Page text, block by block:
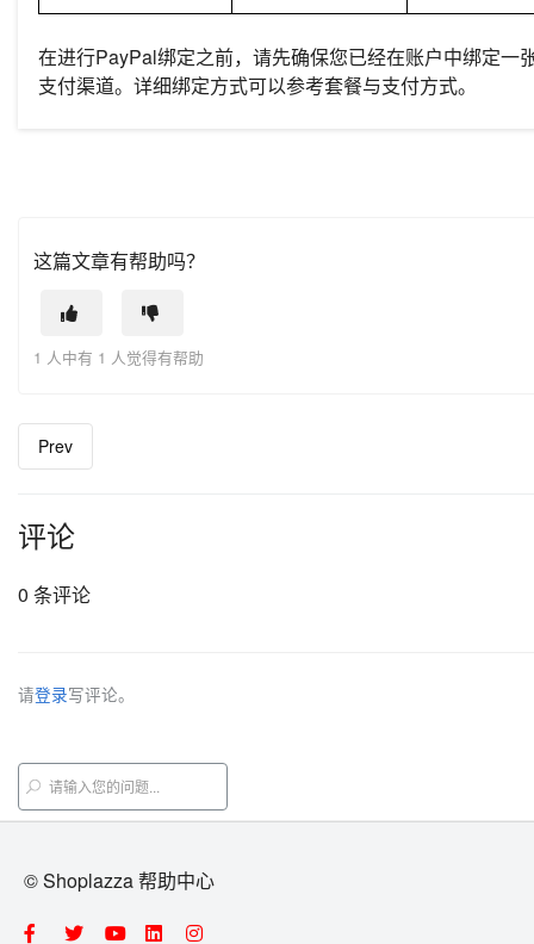
在进行PayPal绑定之前，请先确保您已经在账户中绑定一
支付渠道。详细绑定方式可以参考套餐与支付方式。
这篇文章有帮助吗？
1 人中有 1 人觉得有帮助
Prev
评论
0 条评论
请登录写评论。
© Shoplazza 帮助中心